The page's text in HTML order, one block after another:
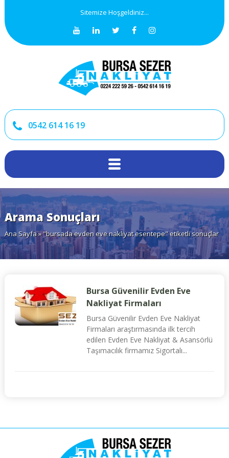
Sitemize Hoşgeldiniz...
0542 614 16 19
Arama Sonuçları
Ana Sayfa» "bursada evden eve nakliyat esentepe" etiketli sonuçlar
Bursa Güvenilir Evden Eve
Nakliyat Firmaları
Bursa Güvenilir Evden Eve Nakliyat
Firmaları araştırmasında ilk tercih
edilen Evden Eve Nakliyat & Asansörlü
Taşımacılık firmamız Sigortalı...